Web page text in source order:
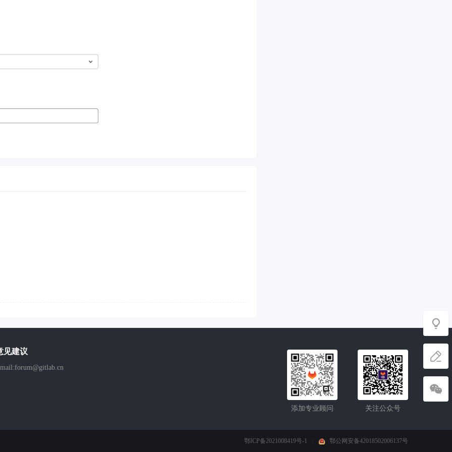
见建议
关注公众号
添加专业顾问
鄂ICP备2021008419号-1 鄂公网安备42018502006137号